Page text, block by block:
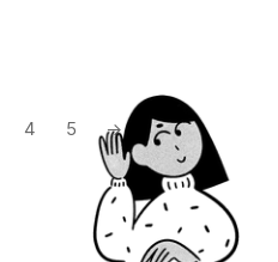
4 5 →